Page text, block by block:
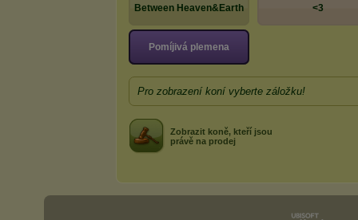
Between Heaven&Earth <3
Pomíjivá plemena
Pro zobrazení koní vyberte záložku!
Zobrazit koně, kteří jsou
právě na prodej